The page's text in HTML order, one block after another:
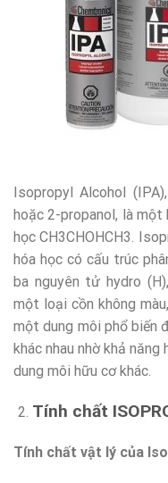
Isopropyl Alcohol
hoặc 2-propanol, là
học CH3CHOHCH3.
hóa học có cấu trúc
ba nguyên tử hydro
một loại cồn không
một dung môi phổ biến
khác nhau nhờ khả
dung môi hữu cơ khác.
Tính chất
Tính chất vật lý của